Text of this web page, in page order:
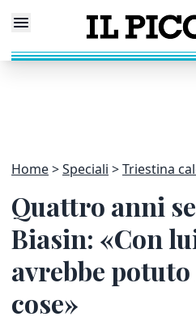
Home Speciali Triestina
Quattro anni
Biasin: «Con
avrebbe
cose»